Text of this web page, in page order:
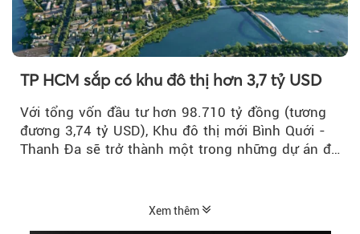
TP HCM sắp có khu đô thị hơn 3,7 tỷ USD
Với tổng vốn đầu tư hơn 98.710 tỷ đồng (tương
đương 3,74 tỷ USD), Khu đô thị mới Bình Quới -
Thanh Đa sẽ trở thành một trong những dự án đô
Xem thêm